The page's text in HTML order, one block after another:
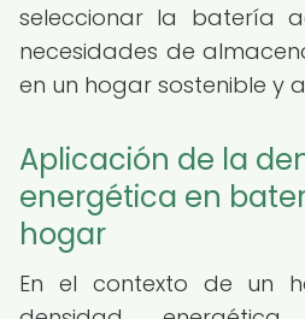
seleccionar la batería
necesidades de
en un hogar sostenible y
Aplicación de la
energética en
hogar
En el contexto de un